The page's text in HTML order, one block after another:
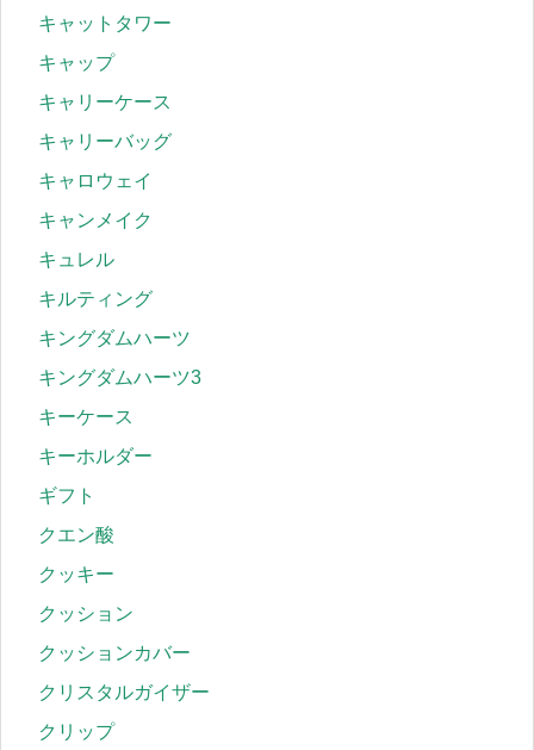
キャットタワー
キャップ
キャリーケース
キャリーバッグ
キャロウェイ
キャンメイク
キュレル
キルティング
キングダムハーツ
キングダムハーツ3
キーケース
キーホルダー
ギフト
クエン酸
クッキー
クッション
クッションカバー
クリスタルガイザー
クリップ